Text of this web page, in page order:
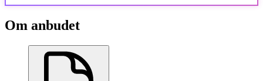
Om anbudet